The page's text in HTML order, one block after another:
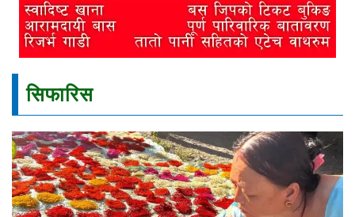
सिफारिस